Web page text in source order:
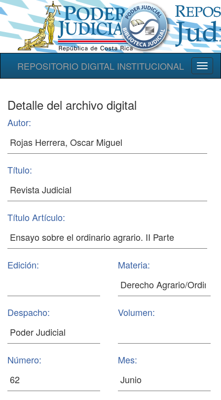
REPOSITORIO DIGITAL INSTITUCIONAL
Detalle del archivo digital
Autor:
Título:
Título Artículo:
Edición: Materia:
Despacho: Volumen:
Número: Mes: